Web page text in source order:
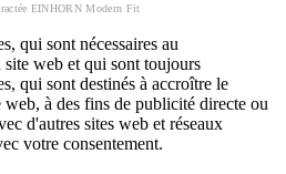
EINHORN Modern Fit
qui sont nécessaires au
web et qui sont toujours
qui sont destinés à accroître le
à des fins de publicité directe ou
d'autres sites web et réseaux
votre consentement.